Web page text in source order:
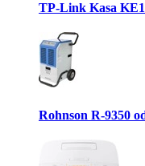
TP-Link Kasa
Rohnson R-9350